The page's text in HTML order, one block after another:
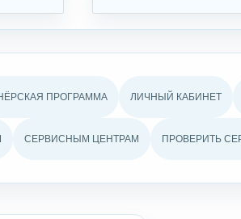
ПРОГРАММА ЛИЧНЫЙ КАБИНЕТ
СЕРВИСНЫМ ЦЕНТРАМ ПРОВЕРИТЬ